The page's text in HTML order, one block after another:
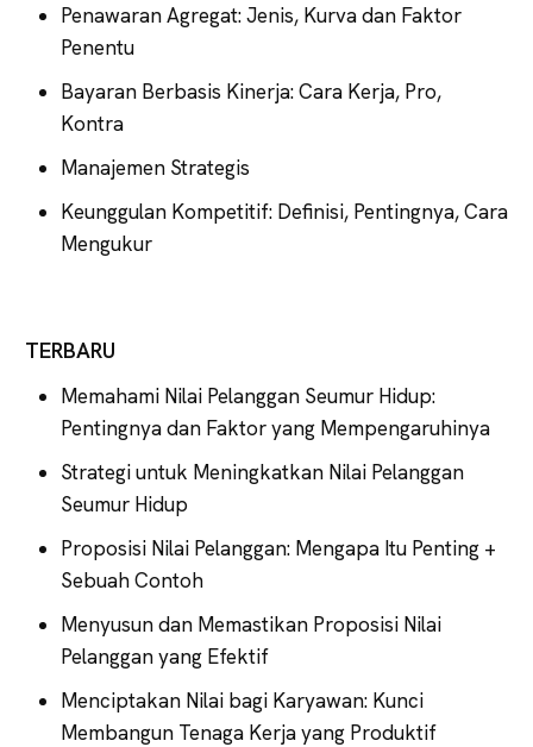
Penawaran Agregat: Jenis, Kurva dan Faktor
Penentu
Bayaran Berbasis Kinerja: Cara Kerja, Pro,
Kontra
Manajemen Strategis
Keunggulan Kompetitif: Definisi, Pentingnya, Cara
Mengukur
TERBARU
Memahami Nilai Pelanggan Seumur Hidup:
Pentingnya dan Faktor yang Mempengaruhinya
Strategi untuk Meningkatkan Nilai Pelanggan
Seumur Hidup
Proposisi Nilai Pelanggan: Mengapa Itu Penting +
Sebuah Contoh
Menyusun dan Memastikan Proposisi Nilai
Pelanggan yang Efektif
Menciptakan Nilai bagi Karyawan: Kunci
Membangun Tenaga Kerja yang Produktif